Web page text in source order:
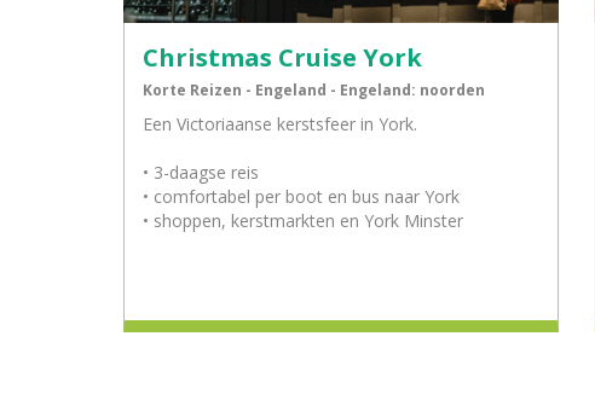
Christmas Cruise York
Korte Reizen - Engeland - Engeland: noorden
Een Victoriaanse kerstsfeer in York.
• 3-daagse reis
• comfortabel per boot en bus naar York
• shoppen, kerstmarkten en York Minster